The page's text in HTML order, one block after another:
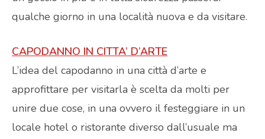
qualche giorno in una località nuova e da visitare.
CAPODANNO IN CITTA’ D’ARTE
L’idea del capodanno in una città d’arte e
approfittare per visitarla è scelta da molti per
unire due cose, in una ovvero il festeggiare in un
locale hotel o ristorante diverso dall’usuale ma